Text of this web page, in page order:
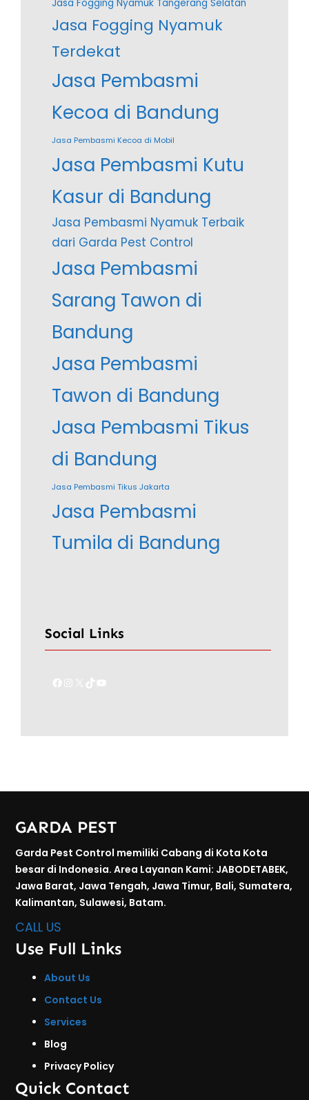
Jasa Fogging Nyamuk Tangerang Selatan
Jasa Fogging Nyamuk
Terdekat
Jasa Pembasmi
Kecoa di Bandung
Jasa Pembasmi Kecoa di Mobil
Jasa Pembasmi Kutu
Kasur di Bandung
Jasa Pembasmi Nyamuk Terbaik
dari Garda Pest Control
Jasa Pembasmi
Sarang Tawon di
Bandung
Jasa Pembasmi
Tawon di Bandung
Jasa Pembasmi Tikus
di Bandung
Jasa Pembasmi Tikus Jakarta
Jasa Pembasmi
Tumila di Bandung
Social Links
Facebook Instagram TikTok YouTube
GARDA PEST
Garda Pest Control memiliki Cabang di Kota Kota
besar di Indonesia. Area Layanan Kami: JABODETABEK,
Jawa Barat, Jawa Tengah, Jawa Timur, Bali, Sumatera,
Kalimantan, Sulawesi, Batam.
CALL US
Use Full Links
About Us
Contact Us
Services
Blog
Privacy Policy
Quick Contact